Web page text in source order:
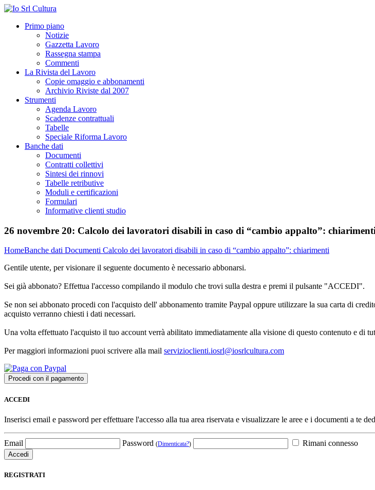
Primo piano
Notizie
Gazzetta Lavoro
Rassegna stampa
Commenti
La Rivista del Lavoro
Copie omaggio e abbonamenti
Archivio Riviste dal 2007
Strumenti
Agenda Lavoro
Scadenze contrattuali
Tabelle
Speciale Riforma Lavoro
Banche dati
Documenti
Contratti collettivi
Sintesi dei rinnovi
Tabelle retributive
Moduli e certificazioni
Formulari
Informative clienti studio
26 novembre 20: Calcolo dei lavoratori disabili in caso di “cambio appalto”: chiarimenti
HomeBanche dati Documenti Calcolo dei lavoratori disabili in caso di “cambio appalto”: chiarimenti
Gentile utente, per visionare il seguente documento è necessario abbonarsi.
Sei già abbonato? Effettua l'accesso compilando il modulo che trovi sulla destra e premi il pulsante "ACCEDI".
Se non sei abbonato procedi con l'acquisto dell' abbonamento tramite Paypal oppure utilizzare la sua carta di
acquisto verranno chiesti i dati necessari.
Una volta effettuato l'acquisto il tuo account verrà abilitato immediatamente alla visione di questo contenuto e di
Per maggiori informazioni puoi scrivere alla mail servizioclienti.iosrl@iosrlcultura.com
ACCEDI
Inserisci email e password per effettuare l'accesso alla tua area riservata e visualizzare le aree e i documenti a te
Email Password (Dimenticata?) Rimani connesso
REGISTRATI